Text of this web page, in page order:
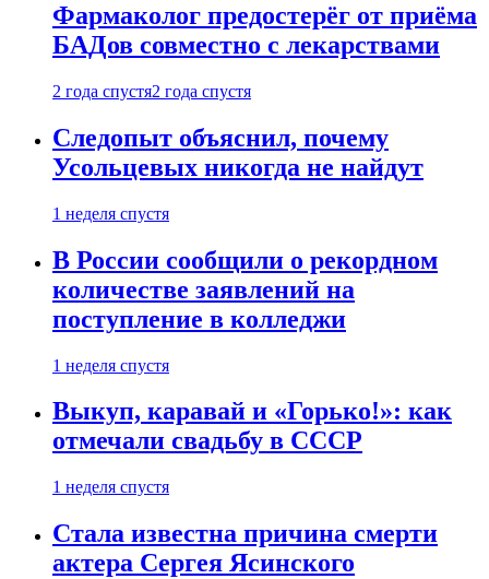
Фармаколог предостерёг от приёма
БАДов совместно с лекарствами
2 года спустя2 года спустя
Следопыт объяснил, почему
Усольцевых никогда не найдут
1 неделя спустя
В России сообщили о рекордном
количестве заявлений на
поступление в колледжи
1 неделя спустя
Выкуп, каравай и «Горько!»: как
отмечали свадьбу в СССР
1 неделя спустя
Стала известна причина смерти
актера Сергея Ясинского